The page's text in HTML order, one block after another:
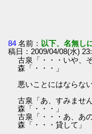
84 名前： 以下、名無し
稿日：2009/04/08(水)
古泉「・・・いや、
森「・・・」
悪いことにはならな
古泉「あ、すみませ
森「・・・」
古泉「・・・あ、あの
森「・・・貸して」